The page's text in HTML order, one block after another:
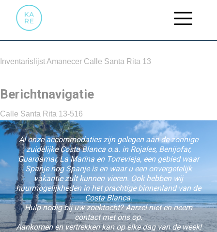
INVENTARISLIJST AMANECER
CALLE SANTA RITA 13
Inventarislijst Amanecer Calle Santa Rita 13
Berichtnavigatie
Calle Santa Rita 13-516
Al onze accommodaties zijn gelegen aan de zonnige
zuidelijke Costa Blanca o.a. in Rojales, Benijofar,
Guardamar, La Marina en Torrevieja, een gebied waar
Spanje nog Spanje is en waar u een onvergetelijk
vakantie zult kunnen vieren. Ook hebben wij
huurmogelijkheden in het prachtige binnenland van de
Costa Blanca.
Hulp nodig bij uw zoektocht? Aarzel niet en neem
contact met ons op.
Aankomen en vertrekken kan op elke dag van de week!